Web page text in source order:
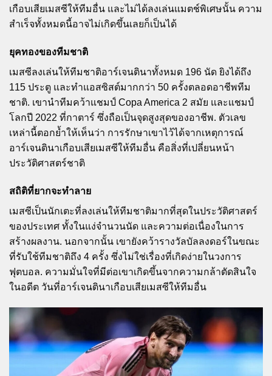
เกือบเสียเมสซีให้ทีมอื่น และไม่ได้ลงเล่นแมตช์พิเศษนั้น ความ
สำเร็จทั้งหมดนี้อาจไม่เกิดขึ้นเลยก็เป็นได้
ยุคทองของทีมชาติ
เมสซีลงเล่นให้ทีมชาติอาร์เจนตินาทั้งหมด 196 นัด ยิงได้ถึง
115 ประตู และทำแอสซิสต์มากกว่า 50 ครั้งตลอดอาชีพทีม
ชาติ. เขานำทีมคว้าแชมป์ Copa America 2 สมัย และแชมป์
โลกปี 2022 ที่กาตาร์ ซึ่งถือเป็นจุดสูงสุดของอาชีพ. ตัวเลข
เหล่านี้ตอกย้ำให้เห็นว่า การรักษาเขาไว้ได้จากเหตุการณ์
อาร์เจนตินาเกือบเสียเมสซีให้ทีมอื่น คือสิ่งที่เปลี่ยนหน้า
ประวัติศาสตร์ชาติ
สถิติที่ยากจะทำลาย
เมสซีเป็นนักเตะที่ลงเล่นให้ทีมชาติมากที่สุดในประวัติศาสตร์
ของประเทศ ทั้งในแง่จำนวนนัด และความต่อเนื่องในการ
สร้างผลงาน. นอกจากนั้น เขายังคว้ารางวัลบัลลงดอร์ในขณะ
ที่รับใช้ทีมชาติถึง 4 ครั้ง ซึ่งไม่ใช่เรื่องที่เกิดง่ายในวงการ
ฟุตบอล. ความมั่นใจที่มีต่อเขาเกิดขึ้นจากความกล้าตัดสินใจ
ในอดีต วันที่อาร์เจนตินาเกือบเสียเมสซีให้ทีมอื่น